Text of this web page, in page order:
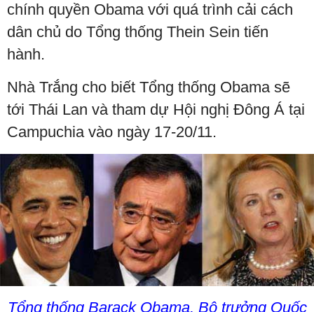
chính quyền Obama với quá trình cải cách
dân chủ do Tổng thống Thein Sein tiến
hành.
Nhà Trắng cho biết Tổng thống Obama sẽ
tới Thái Lan và tham dự Hội nghị Đông Á tại
Campuchia vào ngày 17-20/11.
Tổng thống Barack Obama, Bộ trưởng Quốc